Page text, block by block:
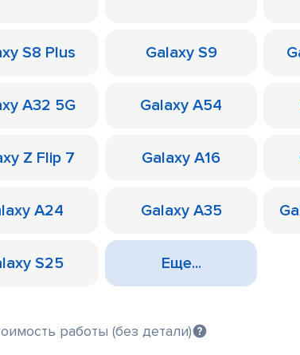
S8 Plus Galaxy S9
A32 5G Galaxy A54
Z Flip 7 Galaxy A16
A24 Galaxy A35
S25 Еще...
работы (без детали)